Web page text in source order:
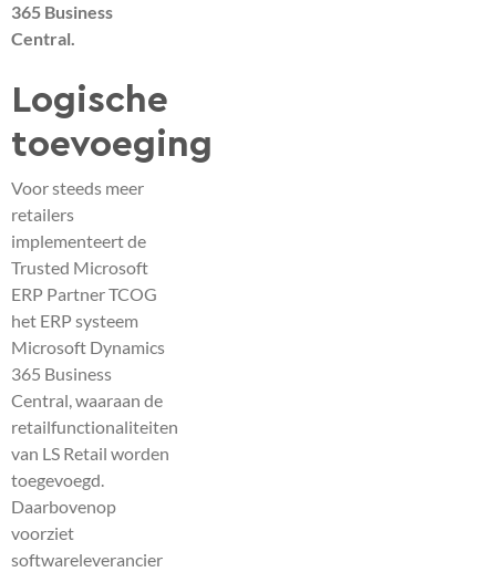
365 Business
Central.
Logische
toevoeging
Voor steeds meer
retailers
implementeert de
Trusted Microsoft
ERP Partner TCOG
het ERP systeem
Microsoft Dynamics
365 Business
Central, waaraan de
retailfunctionaliteiten
van LS Retail worden
toegevoegd.
Daarbovenop
voorziet
softwareleverancier